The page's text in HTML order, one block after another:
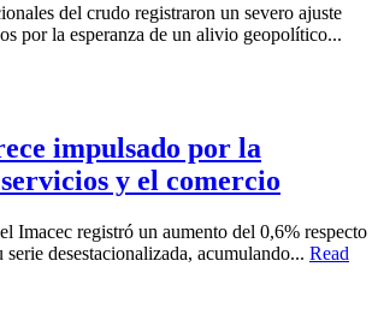
del crudo registraron un severo ajuste
por la esperanza de un alivio geopolítico...
impulsado por la
y el comercio
Imacec registró un aumento del 0,6% respecto
serie desestacionalizada, acumulando... Read